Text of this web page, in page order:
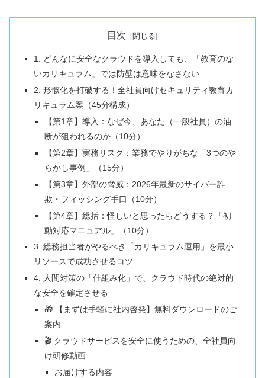
目次
1. どんなに安全なクラウドを導入しても、「教育のな
いカリキュラム」では防壁は意味をなさない
2. 形骸化を打破する！全社員向けセキュリティ教育カ
リキュラム案（45分構成）
【第1章】導入：なぜ今、あなた（一般社員）の油
断が狙われるのか（10分）
【第2章】実務リスク：業務でやりがちな「3つのや
らかし事例」（15分）
【第3章】外部の脅威：2026年最新のサイバー詐
欺・フィッシング手口（10分）
【第4章】総括：怪しいと思ったらどうする？「初
動対応マニュアル」（10分）
3. 総務担当者がやるべき「カリキュラム運用」を最小
リソースで成功させるコツ
4. 人間対策の「仕組み化」で、クラウド時代の絶対的
な安全を確定させる
🎁 【まずは手軽に社内啓発】無料ダウンロードのご
案内
🎬 クラウドサービスを安全に使うための、全社員向
け研修動画
お届けする内容